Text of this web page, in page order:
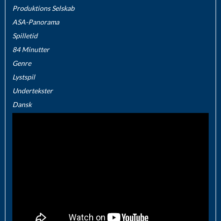
Produktions Selskab
ASA-Panorama
Spilletid
84 Minutter
Genre
Lystspil
Undertekster
Dansk